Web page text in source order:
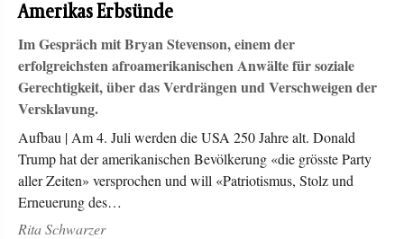
Amerikas Erbsünde
Im Gespräch mit Bryan Stevenson, einem der
erfolgreichsten afroamerikanischen Anwälte für soziale
Gerechtigkeit, über das Verdrängen und Verschweigen der
Versklavung.
Aufbau | Am 4. Juli werden die USA 250 Jahre alt. Donald
Trump hat der amerikanischen Bevölkerung «die grösste Party
aller Zeiten» versprochen und will «Patriotismus, Stolz und
Erneuerung des…
Rita Schwarzer